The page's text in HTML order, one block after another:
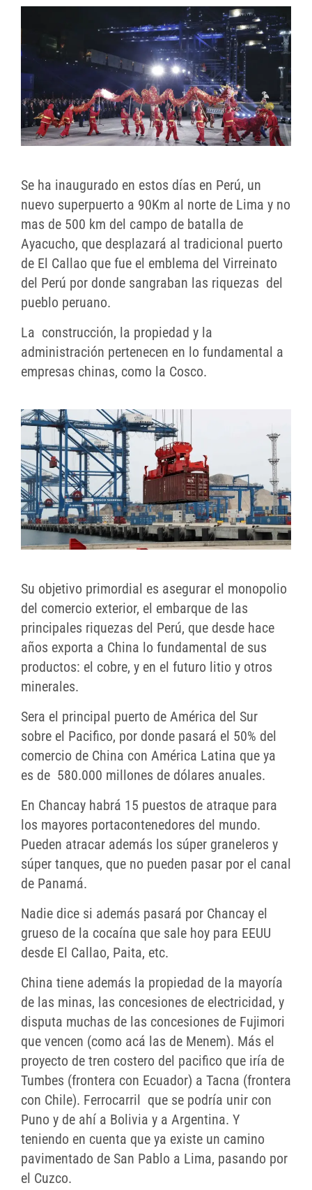
Se ha inaugurado en estos días en Perú, un
nuevo superpuerto a 90Km al norte de Lima y no
mas de 500 km del campo de batalla de
Ayacucho, que desplazará al tradicional puerto
de El Callao que fue el emblema del Virreinato
del Perú por donde sangraban las riquezas del
pueblo peruano.
La construcción, la propiedad y la
administración pertenecen en lo fundamental a
empresas chinas, como la Cosco.
Su objetivo primordial es asegurar el monopolio
del comercio exterior, el embarque de las
principales riquezas del Perú, que desde hace
años exporta a China lo fundamental de sus
productos: el cobre, y en el futuro litio y otros
minerales.
Sera el principal puerto de América del Sur
sobre el Pacifico, por donde pasará el 50% del
comercio de China con América Latina que ya
es de 580.000 millones de dólares anuales.
En Chancay habrá 15 puestos de atraque para
los mayores portacontenedores del mundo.
Pueden atracar además los súper graneleros y
súper tanques, que no pueden pasar por el canal
de Panamá.
Nadie dice si además pasará por Chancay el
grueso de la cocaína que sale hoy para EEUU
desde El Callao, Paita, etc.
China tiene además la propiedad de la mayoría
de las minas, las concesiones de electricidad, y
disputa muchas de las concesiones de Fujimori
que vencen (como acá las de Menem). Más el
proyecto de tren costero del pacifico que iría de
Tumbes (frontera con Ecuador) a Tacna (frontera
con Chile). Ferrocarril que se podría unir con
Puno y de ahí a Bolivia y a Argentina. Y
teniendo en cuenta que ya existe un camino
pavimentado de San Pablo a Lima, pasando por
el Cuzco.